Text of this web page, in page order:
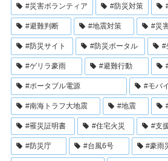
#災害ボランティア #防災対策
#避難判断 #地震対策 #災
#防災サイト #防災ポータル #
#ゲリラ豪雨 #避難行動
#ポータブル電源 #モバ
#南海トラフ大地震 #地震
#罹災証明書 #住宅火災 #支
#防災庁 #台風6号 #豪雨